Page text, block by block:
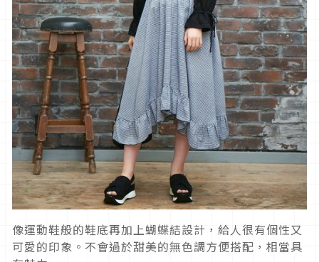
像運動鞋般的鞋底再加上蝴蝶結設計，給人很有個性又
可愛的印象。不會過於甜美的無色調方便搭配，相當具